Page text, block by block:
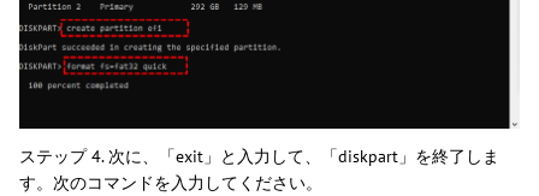
ステップ 4. 次に、「exit」と入力して、「diskpart」を終了しま
す。次のコマンドを入力してください。